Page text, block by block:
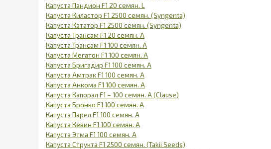
Капуста Пандион F1 20 семян. L
Капуста Киластор F1 2500 семян. (Syngenta)
Капуста Кататор F1 2500 семян. (Syngenta)
Капуста Трансам F1 20 семян. А
Капуста Трансам F1 100 семян. А
Капуста Мегатон F1 100 семян. А
Капуста Бригадир F1 100 семян. А
Капуста Амтрак F1 100 семян. А
Капуста Анкома F1 100 семян. А
Капуста Капорал F1 – 100 семян. А (Clause)
Капуста Бронко F1 100 семян. А
Капуста Парел F1 100 семян. А
Капуста Кевин F1 100 семян. А
Капуста Этма F1 100 семян. А
Капуста Структа F1 2500 семян. (Takii Seeds)